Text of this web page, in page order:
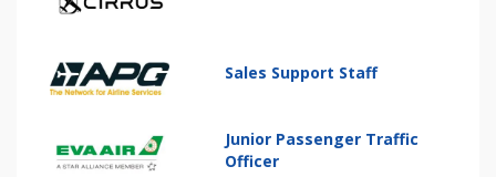
Sales Support Staff
Junior Passenger Traffic
Officer